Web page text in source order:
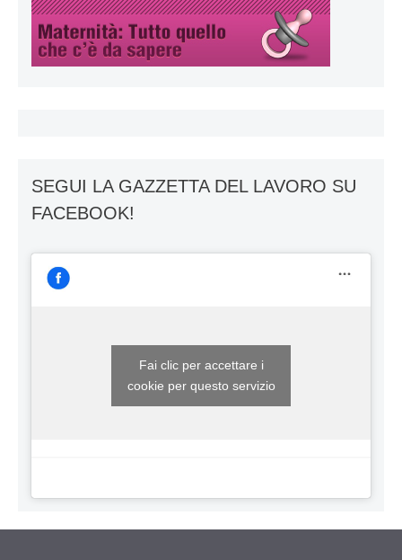
SEGUI LA GAZZETTA DEL LAVORO SU
FACEBOOK!
Fai clic per accettare i
cookie per questo servizio